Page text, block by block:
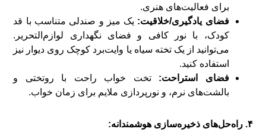
برای فعالیت‌های هنری.
فضای یادگیری/خلاقیت: یک میز و صندلی متناسب با قد
کودک، با نور کافی و فضای نگهداری لوازم‌التحریر.
می‌توانید از یک تخته سیاه یا وایت‌برد کوچک روی دیوار نیز
استفاده کنید.
فضای استراحت: تخت خواب راحت با روتختی و
بالشت‌های نرم، و نورپردازی ملایم برای زمان خواب.
۴. راه‌حل‌های ذخیره‌سازی هوشمندانه: